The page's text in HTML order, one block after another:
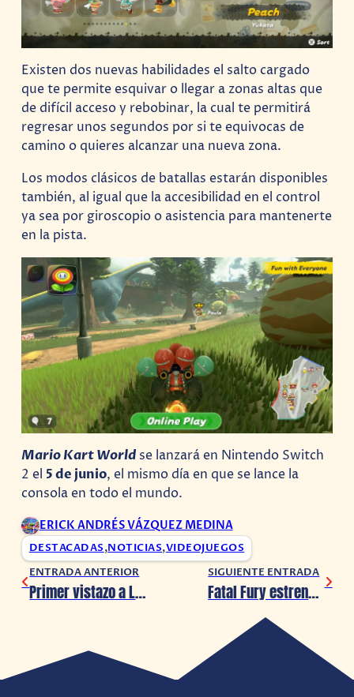
Existen dos nuevas habilidades el salto cargado
que te permite esquivar o llegar a zonas altas que
de difícil acceso y rebobinar, la cual te permitirá
regresar unos segundos por si te equivocas de
camino o quieres alcanzar una nueva zona.
Los modos clásicos de batallas estarán disponibles
también, al igual que la accesibilidad en el control
ya sea por giroscopio o asistencia para mantenerte
en la pista.
Mario Kart World se lanzará en Nintendo Switch
2 el 5 de junio, el mismo día en que se lance la
consola en todo el mundo.
ERICK ANDRÉS VÁZQUEZ MEDINA
DESTACADAS,NOTICIAS,VIDEOJUEGOS
ENTRADA ANTERIOR
Primer vistazo a Los 4 Fantásticos: una amenaza galáctica se avecina
SIGUIENTE ENTRADA
Fatal Fury estrena un video musical con Salvatore Ganacci y Masami Obari